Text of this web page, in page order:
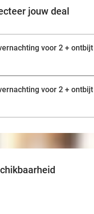
jouw deal
voor 2 +
voor 2 +